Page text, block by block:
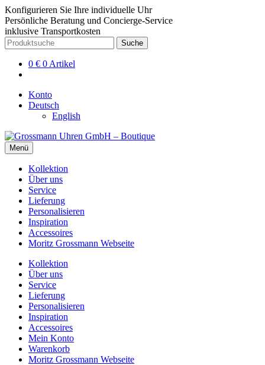
Konfigurieren Sie Ihre individuelle Uhr
Persönliche Beratung und Concierge-Service
inklusive Transportkosten
Zur
Navigation
springen
Zum
Inhalt
springen
Suche
nach:
Suche
0 € 0 Artikel
Konto
Deutsch
English
Menü
Kollektion
Über uns
Service
Lieferung
Personalisieren
Inspiration
Accessoires
Moritz Grossmann Webseite
Kollektion
Über uns
Service
Lieferung
Personalisieren
Inspiration
Accessoires
Mein Konto
Warenkorb
Moritz Grossmann Webseite